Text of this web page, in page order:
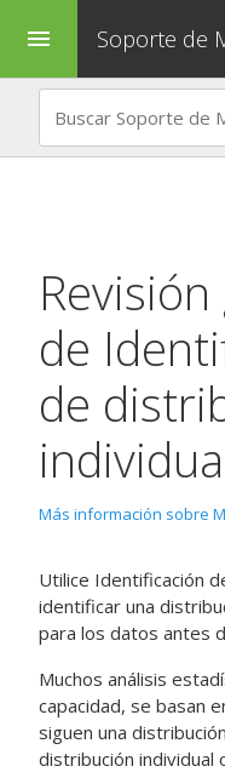
menu Soporte de
de
de
Más información sobre
Utilice Identificación
identificar una
para los datos antes
Muchos análisis
capacidad, se basan
siguen una
distribución individual